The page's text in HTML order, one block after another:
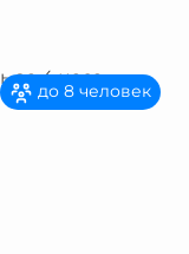
до 8 человек